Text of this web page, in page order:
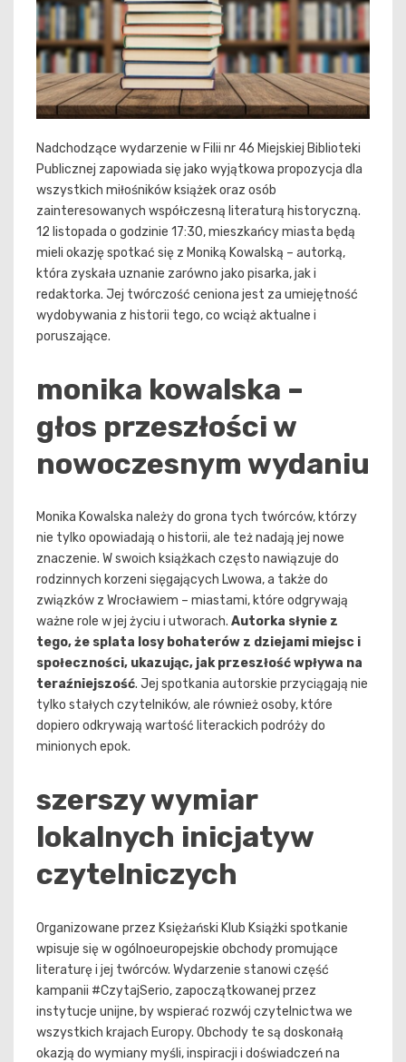
Nadchodzące wydarzenie w Filii nr 46 Miejskiej Biblioteki
Publicznej zapowiada się jako wyjątkowa propozycja dla
wszystkich miłośników książek oraz osób
zainteresowanych współczesną literaturą historyczną.
12 listopada o godzinie 17:30, mieszkańcy miasta będą
mieli okazję spotkać się z Moniką Kowalską – autorką,
która zyskała uznanie zarówno jako pisarka, jak i
redaktorka. Jej twórczość ceniona jest za umiejętność
wydobywania z historii tego, co wciąż aktualne i
poruszające.
monika kowalska –
głos przeszłości w
nowoczesnym wydaniu
Monika Kowalska należy do grona tych twórców, którzy
nie tylko opowiadają o historii, ale też nadają jej nowe
znaczenie. W swoich książkach często nawiązuje do
rodzinnych korzeni sięgających Lwowa, a także do
związków z Wrocławiem – miastami, które odgrywają
ważne role w jej życiu i utworach. Autorka słynie z
tego, że splata losy bohaterów z dziejami miejsc i
społeczności, ukazując, jak przeszłość wpływa na
teraźniejszość. Jej spotkania autorskie przyciągają nie
tylko stałych czytelników, ale również osoby, które
dopiero odkrywają wartość literackich podróży do
minionych epok.
szerszy wymiar
lokalnych inicjatyw
czytelniczych
Organizowane przez Księżański Klub Książki spotkanie
wpisuje się w ogólnoeuropejskie obchody promujące
literaturę i jej twórców. Wydarzenie stanowi część
kampanii #CzytajSerio, zapoczątkowanej przez
instytucje unijne, by wspierać rozwój czytelnictwa we
wszystkich krajach Europy. Obchody te są doskonałą
okazją do wymiany myśli, inspiracji i doświadczeń na